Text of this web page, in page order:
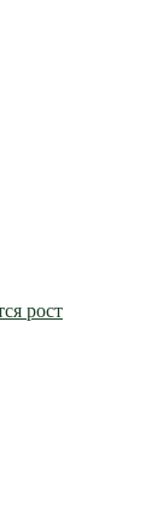
рост